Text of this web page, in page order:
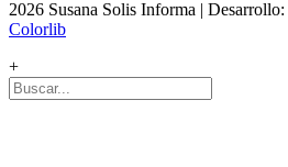
2026 Susana Solis Informa | Desarrollo:
Colorlib
+